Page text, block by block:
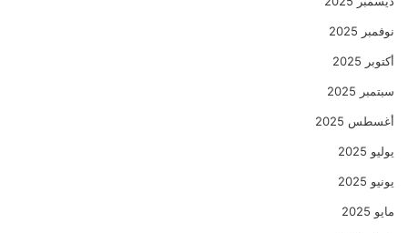
نوفمبر 2025
أكتوبر 2025
سبتمبر 2025
أغسطس 2025
يوليو 2025
يونيو 2025
مايو 2025